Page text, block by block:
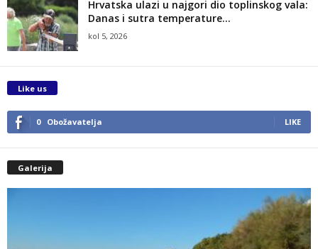
Hrvatska ulazi u najgori dio toplinskog vala:
Danas i sutra temperature...
kol 5, 2026
Like us
0 Obožavatelja LIKE
Galerija